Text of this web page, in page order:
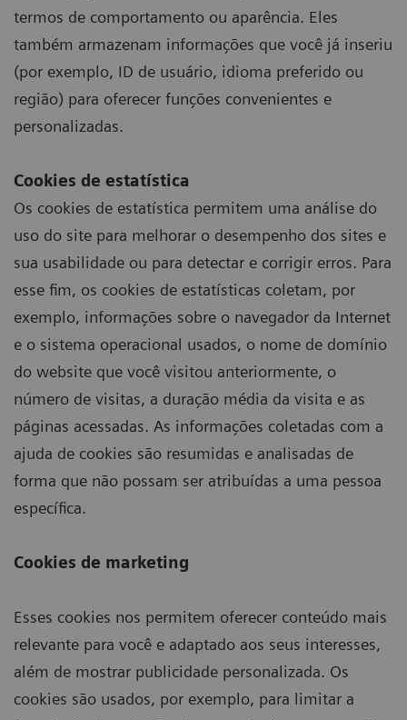
termos de comportamento ou aparência. Eles
também armazenam informações que você já inseriu
(por exemplo, ID de usuário, idioma preferido ou
região) para oferecer funções convenientes e
personalizadas.
Cookies de estatística
Os cookies de estatística permitem uma análise do
uso do site para melhorar o desempenho dos sites e
sua usabilidade ou para detectar e corrigir erros. Para
esse fim, os cookies de estatísticas coletam, por
exemplo, informações sobre o navegador da Internet
e o sistema operacional usados, o nome de domínio
do website que você visitou anteriormente, o
número de visitas, a duração média da visita e as
páginas acessadas. As informações coletadas com a
ajuda de cookies são resumidas e analisadas de
forma que não possam ser atribuídas a uma pessoa
específica.
Cookies de marketing
Esses cookies nos permitem oferecer conteúdo mais
relevante para você e adaptado aos seus interesses,
além de mostrar publicidade personalizada. Os
cookies são usados, por exemplo, para limitar a